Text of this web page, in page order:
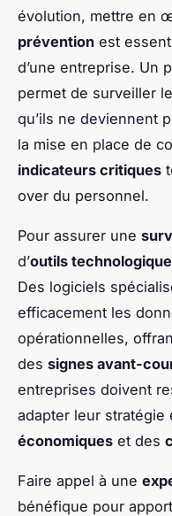
évolution, mettre en
prévention est
d’une entreprise. Un
permet de surveiller
qu’ils ne deviennent
la mise en place de
indicateurs critiques
over du personnel.
Pour assurer une
d’outils
Des logiciels
efficacement les
opérationnelles,
des signes avant-
entreprises doivent
adapter leur stratégie
économiques et des
Faire appel à une
bénéfique pour